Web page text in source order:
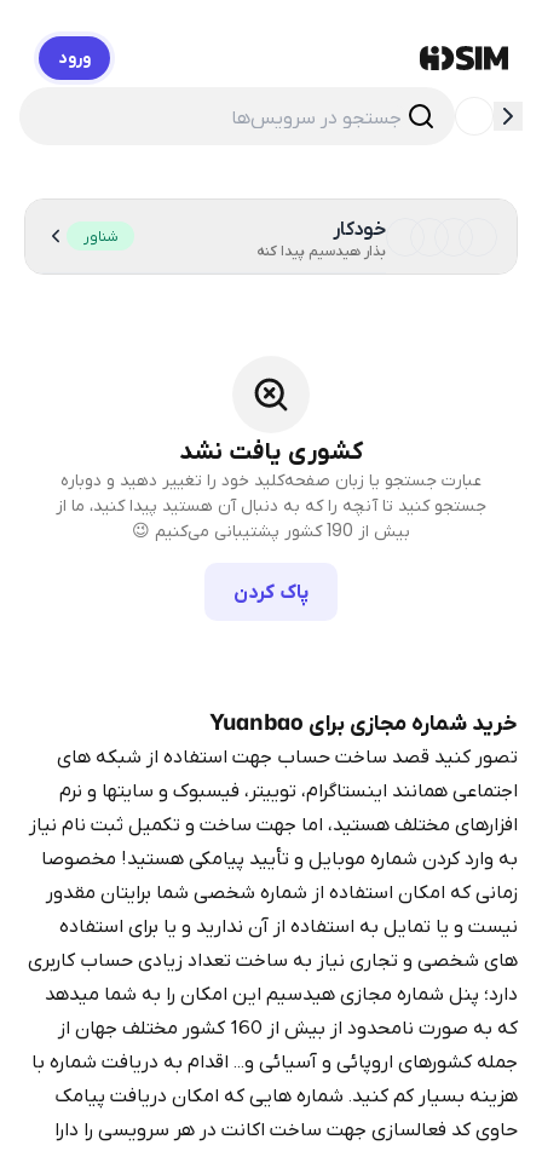
ورود
خودکار
بذار هیدسیم پیدا کنه
شناور
کشوری یافت نشد
عبارت جستجو یا زبان صفحه‌کلید خود را تغییر دهید و دوباره
جستجو کنید تا آنچه را که به دنبال آن هستید پیدا کنید، ما از
بیش از 190 کشور پشتیبانی می‌کنیم 😉
پاک کردن
خرید شماره مجازی برای Yuanbao
تصور کنید قصد ساخت حساب جهت استفاده از شبکه های
اجتماعی همانند اینستاگرام، توییتر، فیسبوک و سایتها و نرم
افزارهای مختلف هستید، اما جهت ساخت و تکمیل ثبت نام نیاز
به وارد کردن شماره موبایل و تأیید پیامکی هستید! مخصوصا
زمانی که امکان استفاده از شماره شخصی شما برایتان مقدور
نیست و یا تمایل به استفاده از آن ندارید و یا برای استفاده
های شخصی و تجاری نیاز به ساخت تعداد زیادی حساب کاربری
دارد؛ پنل شماره مجازی هیدسیم این امکان را به شما میدهد
که به صورت نامحدود از بیش از 160 کشور مختلف جهان از
جمله کشورهای اروپائی و آسیائی و... اقدام به دریافت شماره با
هزینه بسیار کم کنید. شماره هایی که امکان دریافت پیامک
حاوی کد فعالسازی جهت ساخت اکانت در هر سرویسی را دارا